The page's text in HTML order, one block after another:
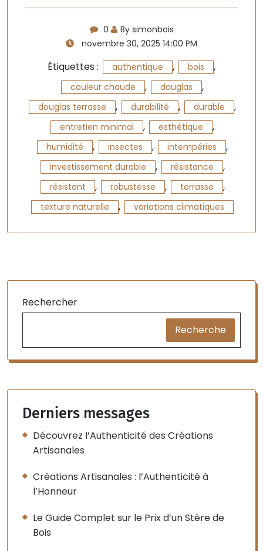
0
By simonbois
novembre 30, 2025 14:00 PM
Étiquettes : authentique , bois ,
couleur chaude , douglas ,
douglas terrasse , durabilité , durable ,
entretien minimal , esthétique ,
humidité , insectes , intempéries ,
investissement durable , résistance ,
résistant , robustesse , terrasse ,
texture naturelle , variations climatiques
Rechercher
Recherche
Derniers messages
Découvrez l’Authenticité des Créations
Artisanales
Créations Artisanales : l’Authenticité à
l’Honneur
Le Guide Complet sur le Prix d’un Stère de
Bois